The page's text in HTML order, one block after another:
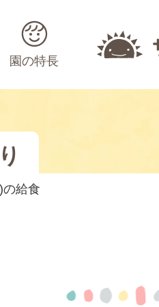
園の特長
の給食